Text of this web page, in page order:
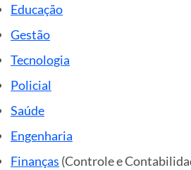
Educação
Gestão
Tecnologia
Policial
Saúde
Engenharia
Finanças (Controle e